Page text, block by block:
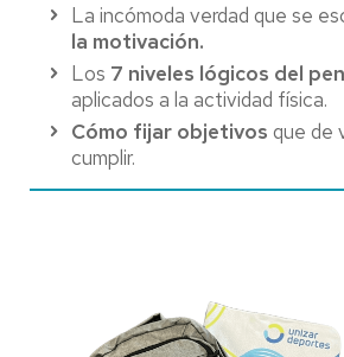
La incómoda verdad que se
la motivación.
Los 7 niveles lógicos del
aplicados a la actividad física.
Cómo fijar objetivos que de
cumplir.